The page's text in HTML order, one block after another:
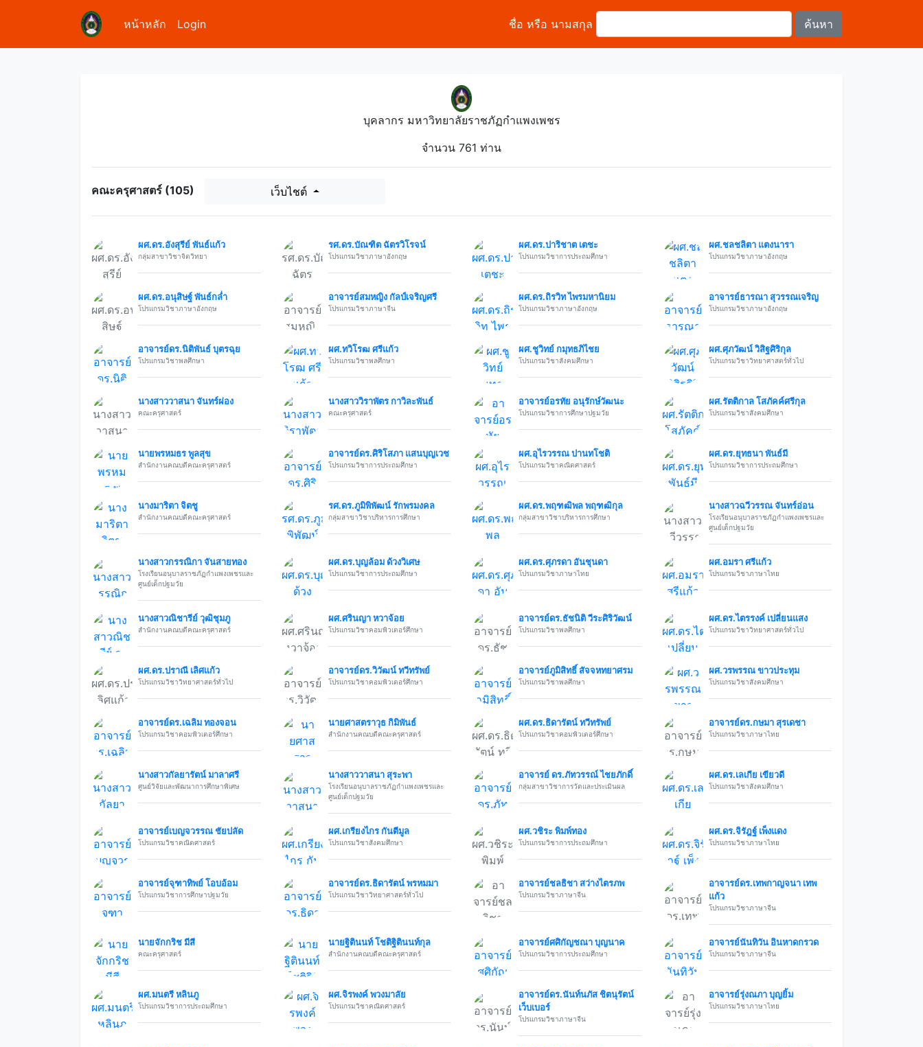
หน้าหลัก Login ชื่อ หรือ นามสกุล
บุคลากร มหาวิทยาลัยราชภัฏกำแพงเพชร
จำนวน 761 ท่าน
คณะครุศาสตร์ (105) เว็บไชต์
ผศ.ดร.อังสุรีย์ พันธ์แก้ว
กลุ่มสาขาวิชาจิตวิทยา
รศ.ดร.บัณฑิต ฉัตรวิโรจน์
โปรแกรมวิชาภาษาอังกฤษ
ผศ.ดร.ปาริชาต เตชะ
โปรแกรมวิชาการประถมศึกษา
ผศ.ชลชลิตา แตงนารา
โปรแกรมวิชาภาษาอังกฤษ
ผศ.ดร.อนุสิษฐ์ พันธ์กล่ำ
โปรแกรมวิชาภาษาอังกฤษ
อาจารย์สมหญิง กัลป์เจริญศรี
โปรแกรมวิชาภาษาจีน
ผศ.ดร.ถิรวิท ไพรมหานิยม
โปรแกรมวิชาภาษาอังกฤษ
อาจารย์ธารณา สุวรรณเจริญ
โปรแกรมวิชาภาษาอังกฤษ
อาจารย์ดร.นิติพันธ์ บุตรฉุย
โปรแกรมวิชาพลศึกษา
ผศ.ทวิโรฒ ศรีแก้ว
โปรแกรมวิชาพลศึกษา
ผศ.ชูวิทย์ กมุทธภิไชย
โปรแกรมวิชาสังคมศึกษา
ผศ.ศุภวัฒน์ วิสิฐศิริกุล
โปรแกรมวิชาวิทยาศาสตร์ทั่วไป
นางสาววาสนา จันทร์ผ่อง
คณะครุศาสตร์
นางสาววิราพัตร กาวิละพันธ์
คณะครุศาสตร์
อาจารย์อรทัย อนุรักษ์วัฒนะ
โปรแกรมวิชาการศึกษาปฐมวัย
ผศ.รัตติกาล โสภัคค์ศรีกุล
โปรแกรมวิชาสังคมศึกษา
นายพรหมธร พูลสุข
สำนักงานคณบดีคณะครุศาสตร์
อาจารย์ดร.ศิริโสภา แสนบุญเวช
โปรแกรมวิชาการประถมศึกษา
ผศ.อุไรวรรณ ปานทโชติ
โปรแกรมวิชาคณิตศาสตร์
ผศ.ดร.ยุทธนา พันธ์มี
โปรแกรมวิชาการประถมศึกษา
นางมาริตา จิตชู
สำนักงานคณบดีคณะครุศาสตร์
รศ.ดร.ภูมิพิพัฒน์ รักพรมงคล
กลุ่มสาขาวิชาบริหารการศึกษา
ผศ.ดร.พฤฑฒิพล พฤฑฒิกุล
กลุ่มสาขาวิชาบริหารการศึกษา
นางสาวฉวีวรรณ จันทร์อ่อน
โรงเรียนอนุบาลราชภัฏกำแพงเพชรและ
ศูนย์เด็กปฐมวัย
นางสาวกรรณิกา จันสายทอง
โรงเรียนอนุบาลราชภัฏกำแพงเพชรและ
ศูนย์เด็กปฐมวัย
ผศ.ดร.บุญล้อม ด้วงวิเศษ
โปรแกรมวิชาการประถมศึกษา
ผศ.ดร.ศุภรดา อันชุนดา
โปรแกรมวิชาภาษาไทย
ผศ.อมรา ศรีแก้ว
โปรแกรมวิชาภาษาไทย
นางสาวณิชารีย์ วุฒิชุมภู
สำนักงานคณบดีคณะครุศาสตร์
ผศ.ศรินญา หวาจ้อย
โปรแกรมวิชาคอมพิวเตอร์ศึกษา
อาจารย์ดร.ธัชนิติ วีระศิริวัฒน์
โปรแกรมวิชาพลศึกษา
ผศ.ดร.ไตรรงค์ เปลี่ยนแสง
โปรแกรมวิชาวิทยาศาสตร์ทั่วไป
ผศ.ดร.ปราณี เลิศแก้ว
โปรแกรมวิชาวิทยาศาสตร์ทั่วไป
อาจารย์ดร.วิวัฒน์ ทวีทรัพย์
โปรแกรมวิชาคอมพิวเตอร์ศึกษา
อาจารย์ภูมิสิทธิ์ สัจจหทยาศรม
โปรแกรมวิชาพลศึกษา
ผศ.วรพรรณ ขาวประทุม
โปรแกรมวิชาสังคมศึกษา
อาจารย์ดร.เฉลิม ทองจอน
โปรแกรมวิชาคอมพิวเตอร์ศึกษา
นายศาสตราวุธ กิมิพันธ์
สำนักงานคณบดีคณะครุศาสตร์
ผศ.ดร.ธิดารัตน์ ทวีทรัพย์
โปรแกรมวิชาคอมพิวเตอร์ศึกษา
อาจารย์ดร.กษมา สุรเดชา
โปรแกรมวิชาภาษาไทย
นางสาวกัลยารัตน์ มาลาศรี
ศูนย์วิจัยและพัฒนาการศึกษาพิเศษ
นางสาววาสนา สุระพา
โรงเรียนอนุบาลราชภัฏกำแพงเพชรและ
ศูนย์เด็กปฐมวัย
อาจารย์ ดร.ภัทวรรณ์ ไชยภักดิ์
กลุ่มสาขาวิชาการวัดและประเมินผล
ผศ.ดร.เลเกีย เขียวดี
โปรแกรมวิชาสังคมศึกษา
อาจารย์เบญจวรรณ ชัยปลัด
โปรแกรมวิชาคณิตศาสตร์
ผศ.เกรียงไกร กันตีมูล
โปรแกรมวิชาสังคมศึกษา
ผศ.วชิระ พิมพ์ทอง
โปรแกรมวิชาการประถมศึกษา
ผศ.ดร.จิรัฎฐ์ เพ็งแดง
โปรแกรมวิชาภาษาไทย
อาจารย์จุฑาทิพย์ โอบอ้อม
โปรแกรมวิชาการศึกษาปฐมวัย
อาจารย์ดร.ธิดารัตน์ พรหมมา
โปรแกรมวิชาวิทยาศาสตร์ทั่วไป
อาจารย์ชลธิชา สว่างไตรภพ
โปรแกรมวิชาภาษาจีน
อาจารย์ดร.เทพกาญจนา เทพ
แก้ว
โปรแกรมวิชาภาษาจีน
นายจักกริช มีสี
คณะครุศาสตร์
นายฐิตินนท์ โชติฐิตินนท์กุล
สำนักงานคณบดีคณะครุศาสตร์
อาจารย์ศศิกัญชณา บุญนาค
โปรแกรมวิชาการประถมศึกษา
อาจารย์นันทิวัน อินหาดกรวด
โปรแกรมวิชาภาษาจีน
ผศ.มนตรี หลินภู
โปรแกรมวิชาการประถมศึกษา
ผศ.จิรพงค์ พวงมาลัย
โปรแกรมวิชาคณิตศาสตร์
อาจารย์ดร.นันท์นภัส ชิตนุรัตน์
เว็บเบอร์
โปรแกรมวิชาภาษาจีน
อาจารย์รุ่งณภา บุญยิ้ม
โปรแกรมวิชาภาษาไทย